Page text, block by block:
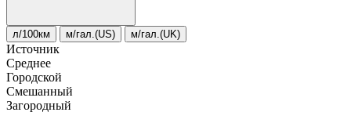
л/100км м/гал.(US) м/гал.(UK)
Источник
Среднее
Городской
Смешанный
Загородный